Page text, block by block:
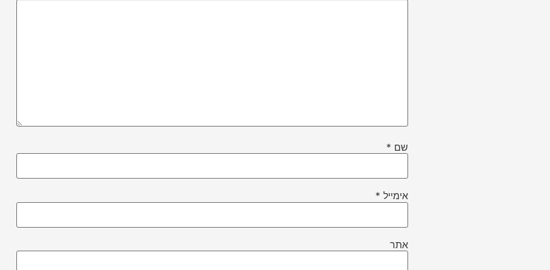
שם *
אימייל *
אתר